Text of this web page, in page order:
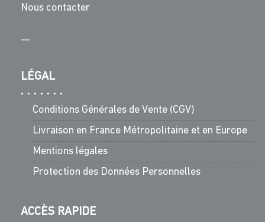
Nous contacter
—
LÉGAL
Conditions Générales de Vente (CGV)
Livraison en France Métropolitaine et en Europe
Mentions légales
Protection des Données Personnelles
ACCÈS RAPIDE